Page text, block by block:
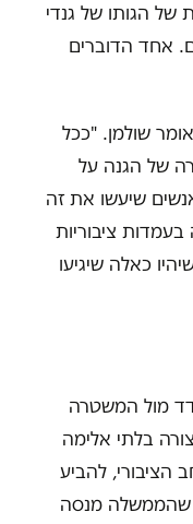
של הגותו של גנדי
אחד הדוברים
שולמן. "ככל
של הגנה על
שיעשו את זה
ציבוריות
כאלה שיגיעו
מול המשטרה
בלתי אלימה
הציבורי, להביע
שהממשלה מנסה